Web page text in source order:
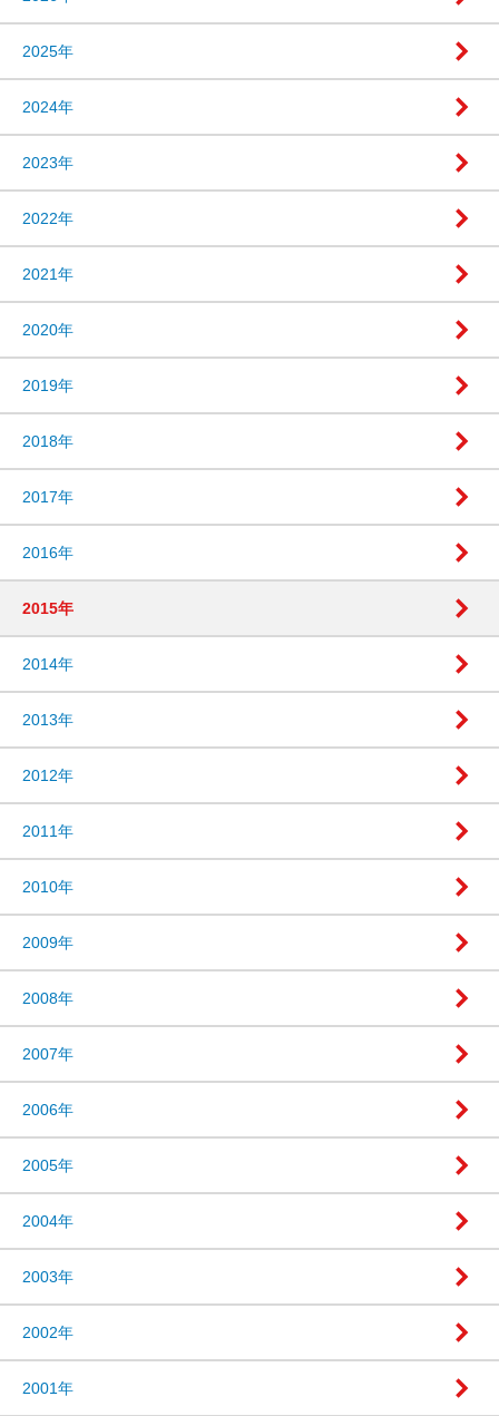
2025年
2024年
2023年
2022年
2021年
2020年
2019年
2018年
2017年
2016年
2015年
2014年
2013年
2012年
2011年
2010年
2009年
2008年
2007年
2006年
2005年
2004年
2003年
2002年
2001年